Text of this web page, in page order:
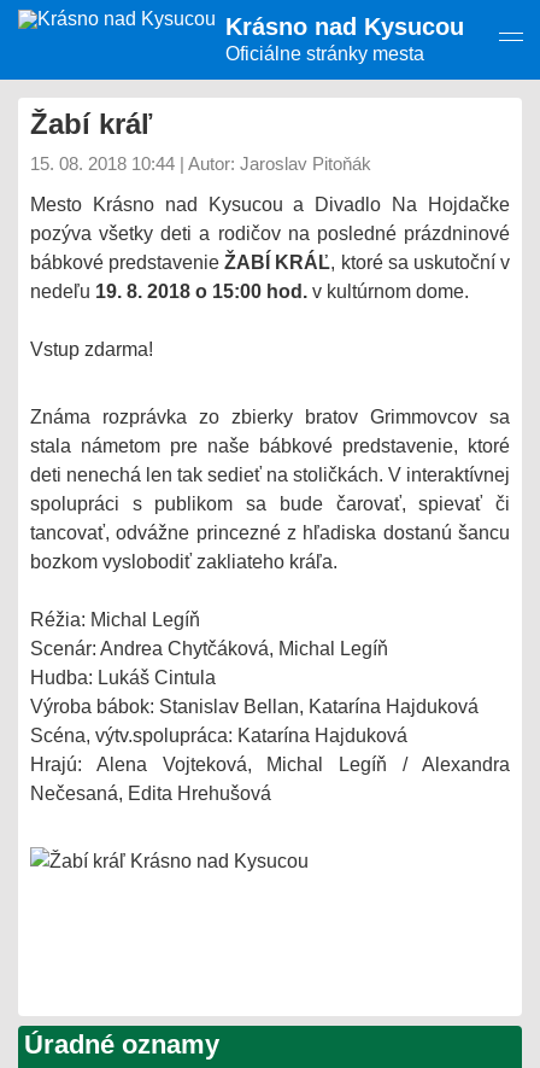
Presunúť
na
Krásno nad Kysucou
Oficiálne stránky mesta
Žabí kráľ
15. 08. 2018 10:44 | Autor: Jaroslav Pitoňák
Mesto Krásno nad Kysucou a Divadlo Na Hojdačke
pozýva všetky deti a rodičov na posledné prázdninové
bábkové predstavenieŽABÍ KRÁĽ, ktoré sa uskutoční v
nedeľu 19. 8. 2018 o 15:00 hod. v kultúrnom dome.
Vstup zdarma!
Známa rozprávka zo zbierky bratov Grimmovcov sa
stala námetom pre naše bábkové predstavenie, ktoré
deti nenechá len tak sedieť na stoličkách. V interaktívnej
spolupráci s publikom sa bude čarovať, spievať či
tancovať, odvážne princezné z hľadiska dostanú šancu
bozkom vyslobodiť zakliateho kráľa.
Réžia: Michal Legíň
Scenár: Andrea Chytčáková, Michal Legíň
Hudba: Lukáš Cintula
Výroba bábok: Stanislav Bellan, Katarína Hajduková
Scéna, výtv.spolupráca: Katarína Hajduková
Hrajú: Alena Vojteková, Michal Legíň / Alexandra
Nečesaná, Edita Hrehušová
Úradné oznamy